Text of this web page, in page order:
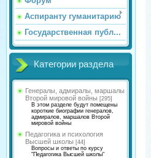
Аспиранту гуманитарию
Государственная публ...
Категории раздела
Генералы, адмиралы, маршалы
Второй мировой войны [295]
В этом разделе будут помещены
короткие биографии генералов,
адмиралов, маршалов Второй
мировой войны
Педагогика и психология
Высшей школы [44]
Вопросы и ответы по курсу
"Педагогика Высшей школы"